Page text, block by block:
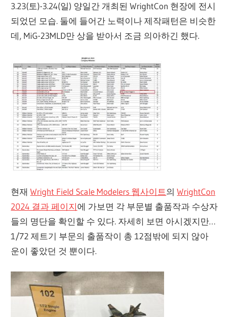
3.23(토)-3.24(일) 양일간 개최된 WrightCon 현장에 전시
되었던 모습. 둘에 들어간 노력이나 제작패턴은 비슷한
데, MiG-23MLD만 상을 받아서 조금 의아하긴 했다.
현재Wright Field Scale Modelers 웹사이트의WrightCon
2024 결과 페이지에 가보면 각 부문별 출품작과 수상자
들의 명단을 확인할 수 있다. 자세히 보면 아시겠지만…
1/72 제트기 부문의 출품작이 총 12점밖에 되지 않아
운이 좋았던 것 뿐이다.